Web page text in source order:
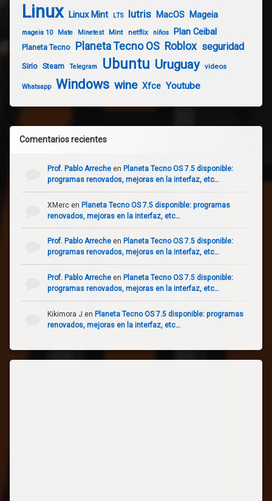
Linux Linux Mint LTS lutris MacOS Mageia
mageia 10 Mate Minetest Mint netflix niños Plan Ceibal
Planeta Tecno Planeta Tecno OS Roblox seguridad
Sirio Steam Telegram Ubuntu Uruguay videos
Whatsapp Windows wine Xfce Youtube
Comentarios recientes
Prof. Pablo Arrecheen Planeta Tecno OS 7.5 disponible:
programas renovados, mejoras en la interfaz, etc…
XMercen Planeta Tecno OS 7.5 disponible: programas
renovados, mejoras en la interfaz, etc…
Prof. Pablo Arrecheen Planeta Tecno OS 7.5 disponible:
programas renovados, mejoras en la interfaz, etc…
Prof. Pablo Arrecheen Planeta Tecno OS 7.5 disponible:
programas renovados, mejoras en la interfaz, etc…
Kikimora J en Planeta Tecno OS 7.5 disponible: programas
renovados, mejoras en la interfaz, etc…